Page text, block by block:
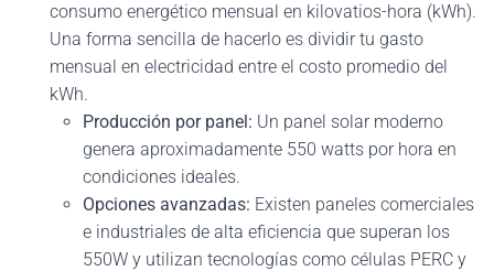
consumo energético mensual en kilovatios-hora (kWh).
Una forma sencilla de hacerlo es dividir tu gasto
mensual en electricidad entre el costo promedio del
kWh.
Producción por panel: Un panel solar moderno
genera aproximadamente 550 watts por hora en
condiciones ideales.
Opciones avanzadas: Existen paneles comerciales
e industriales de alta eficiencia que superan los
550W y utilizan tecnologías como células PERC y